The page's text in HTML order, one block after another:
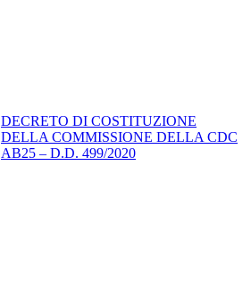
DECRETO DI COSTITUZIONE
DELLA COMMISSIONE DELLA CDC
AB25 – D.D. 499/2020